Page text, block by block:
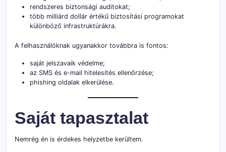
rendszeres biztonsági auditokat;
több milliárd dollár értékű biztosítási programokat
különböző infrastruktúrákra.
A felhasználóknak ugyanakkor továbbra is fontos:
saját jelszavaik védelme;
az SMS és e-mail hitelesítés ellenőrzése;
phishing oldalak elkerülése.
Saját tapasztalat
Nemrég én is érdekes helyzetbe kerültem.